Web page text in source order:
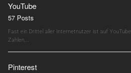
YouTube
57 Posts
Fast ein Drittel aller Internetnutzer ist auf
Zahlen,…
Pinterest